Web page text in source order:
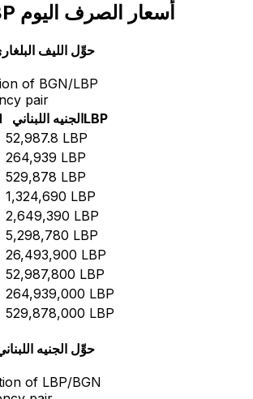
BGN إلى LBP أسعار الصرف اليوم
حوِّل الليف
of BGN/LBP
pair
الجنيه اللبنانيLBP
52,987.8 LBP
264,939 LBP
529,878 LBP
1,324,690 LBP
2,649,390 LBP
5,298,780 LBP
26,493,900 LBP
52,987,800 LBP
264,939,000 LBP
529,878,000 LBP
حوِّل الجنيه
of LBP/BGN